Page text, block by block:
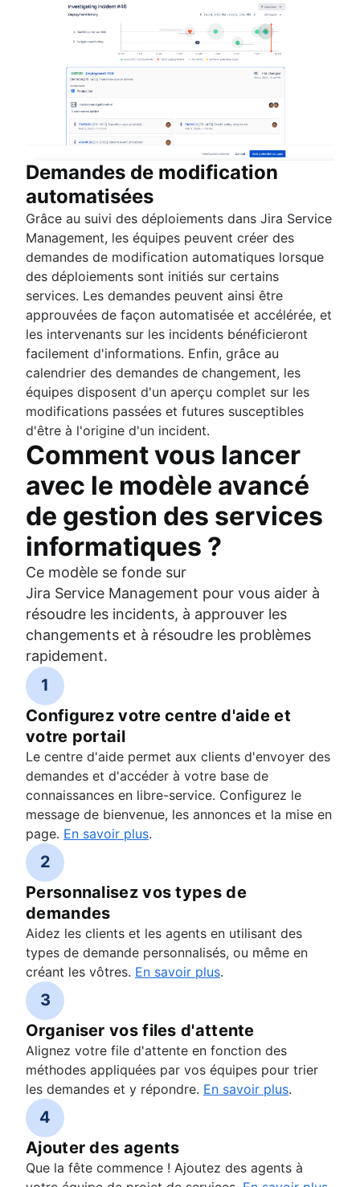
Demandes de modification
automatisées
Grâce au suivi des déploiements dans Jira Service
Management, les équipes peuvent créer des
demandes de modification automatiques lorsque
des déploiements sont initiés sur certains
services. Les demandes peuvent ainsi être
approuvées de façon automatisée et accélérée, et
les intervenants sur les incidents bénéficieront
facilement d'informations. Enfin, grâce au
calendrier des demandes de changement, les
équipes disposent d'un aperçu complet sur les
modifications passées et futures susceptibles
d'être à l'origine d'un incident.
Comment vous lancer
avec le modèle avancé
de gestion des services
informatiques ?
Ce modèle se fonde sur
Jira Service Management pour vous aider à
résoudre les incidents, à approuver les
changements et à résoudre les problèmes
rapidement.
1
Configurez votre centre d'aide et
votre portail
Le centre d'aide permet aux clients d'envoyer des
demandes et d'accéder à votre base de
connaissances en libre-service. Configurez le
message de bienvenue, les annonces et la mise en
page. En savoir plus.
2
Personnalisez vos types de
demandes
Aidez les clients et les agents en utilisant des
types de demande personnalisés, ou même en
créant les vôtres. En savoir plus.
3
Organiser vos files d'attente
Alignez votre file d'attente en fonction des
méthodes appliquées par vos équipes pour trier
les demandes et y répondre. En savoir plus.
4
Ajouter des agents
Que la fête commence ! Ajoutez des agents à